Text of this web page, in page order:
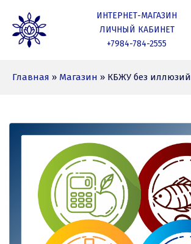
content
ИНТЕРНЕТ-МАГАЗИН
ЛИЧНЫЙ КАБИНЕТ
+7984-784-2555
Главная » Магазин » КБЖУ без иллюзий